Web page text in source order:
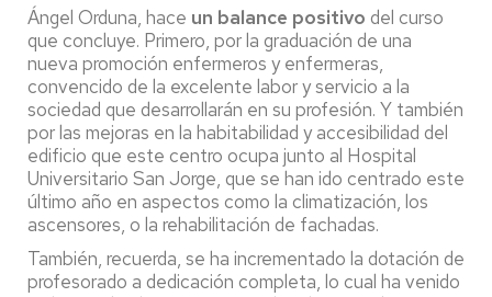
Ángel Orduna, hace un balance positivo del curso
que concluye. Primero, por la graduación de una
nueva promoción enfermeros y enfermeras,
convencido de la excelente labor y servicio a la
sociedad que desarrollarán en su profesión. Y también
por las mejoras en la habitabilidad y accesibilidad del
edificio que este centro ocupa junto al Hospital
Universitario San Jorge, que se han ido centrado este
último año en aspectos como la climatización, los
ascensores, o la rehabilitación de fachadas.
También, recuerda, se ha incrementado la dotación de
profesorado a dedicación completa, lo cual ha venido